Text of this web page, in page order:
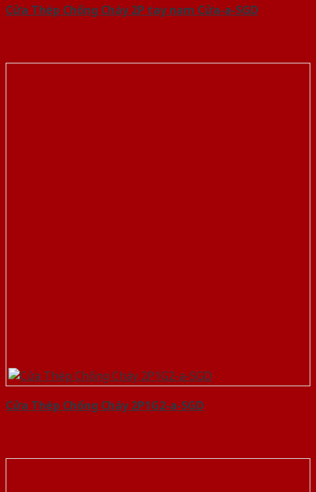
Cửa Thép Chống Cháy 2P tay nam Cửa-a-SGD
Cửa Thép Chống Cháy 2P1G2-a-SGD